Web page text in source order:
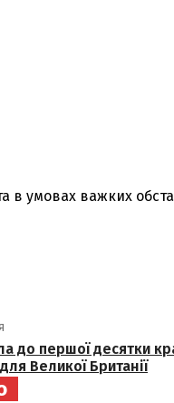
в умовах важких
до першої десятки
Великої Британії